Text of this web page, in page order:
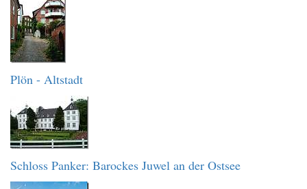
Plön - Altstadt
Schloss Panker: Barockes Juwel an der Ostsee